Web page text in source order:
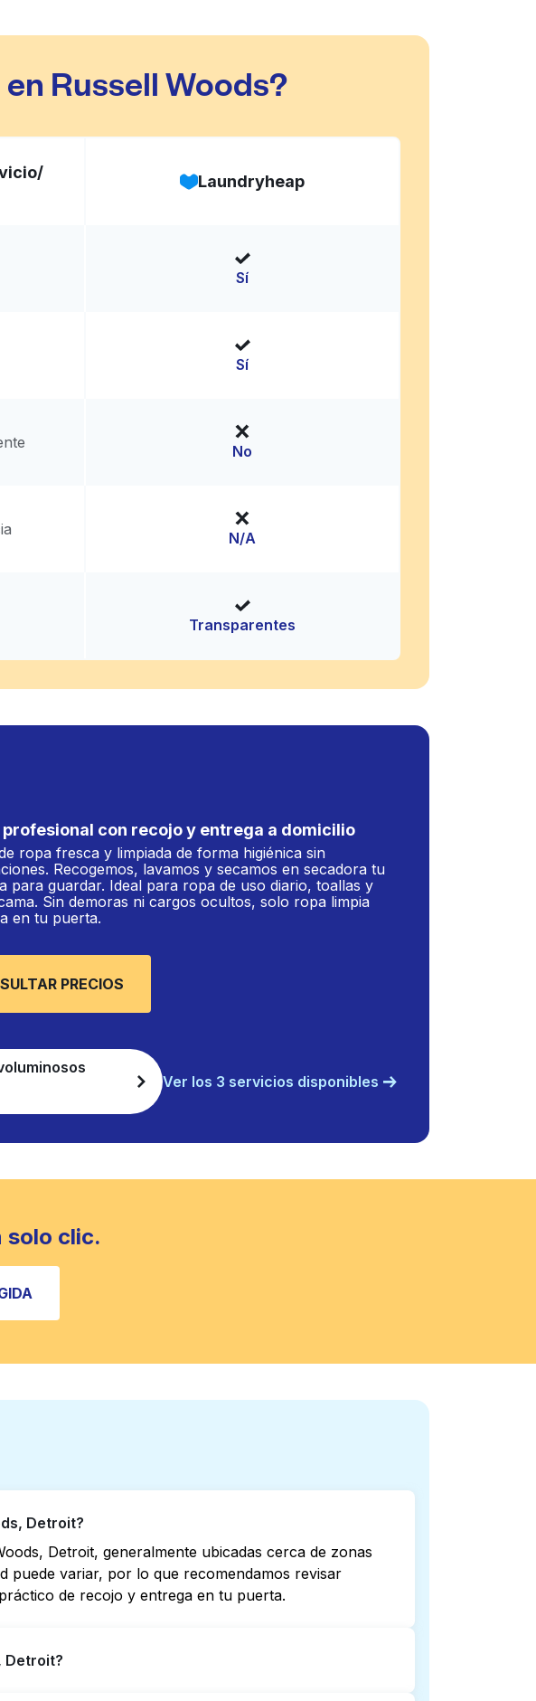
Russell Woods?
Laundryheap
Sí
Sí
No
N/A
Transparentes
profesional con recojo y entrega a domicilio
ropa fresca y limpiada de forma higiénica sin
Recogemos, lavamos y secamos en secadora tu
para guardar. Ideal para ropa de uso diario, toallas y
Sin demoras ni cargos ocultos, solo ropa limpia
en tu puerta.
PRECIOS
Ver los 3 servicios disponibles
solo clic.
Detroit?
Detroit, generalmente ubicadas cerca de zonas
puede variar, por lo que recomendamos revisar
de recojo y entrega en tu puerta.
Detroit?